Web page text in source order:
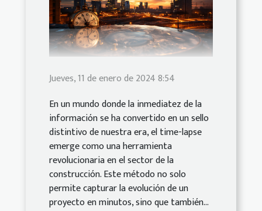
Jueves, 11 de enero de 2024 8:54
En un mundo donde la inmediatez de la
información se ha convertido en un sello
distintivo de nuestra era, el time-lapse
emerge como una herramienta
revolucionaria en el sector de la
construcción. Este método no solo
permite capturar la evolución de un
proyecto en minutos, sino que también...